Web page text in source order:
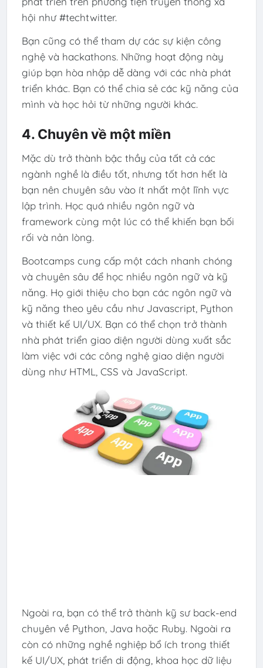
hội như #techtwitter.
Bạn cũng có thể tham dự các sự kiện công
nghệ và hackathons. Những hoạt động này
giúp bạn hòa nhập dễ dàng với các nhà phát
triển khác. Bạn có thể chia sẻ các kỹ năng của
mình và học hỏi từ những người khác.
4. Chuyên về một miền
Mặc dù trở thành bậc thầy của tất cả các
ngành nghề là điều tốt, nhưng tốt hơn hết là
bạn nên chuyên sâu vào ít nhất một lĩnh vực
lập trình. Học quá nhiều ngôn ngữ và
framework cùng một lúc có thể khiến bạn bối
rối và nản lòng.
Bootcamps cung cấp một cách nhanh chóng
và chuyên sâu để học nhiều ngôn ngữ và kỹ
năng. Họ giới thiệu cho bạn các ngôn ngữ và
kỹ năng theo yêu cầu như Javascript, Python
và thiết kế UI/UX. Bạn có thể chọn trở thành
nhà phát triển giao diện người dùng xuất sắc
làm việc với các công nghệ giao diện người
dùng như HTML, CSS và JavaScript.
Ngoài ra, bạn có thể trở thành kỹ sư back-end
chuyên về Python, Java hoặc Ruby. Ngoài ra
còn có những nghề nghiệp bổ ích trong thiết
kế UI/UX, phát triển di động, khoa học dữ liệu